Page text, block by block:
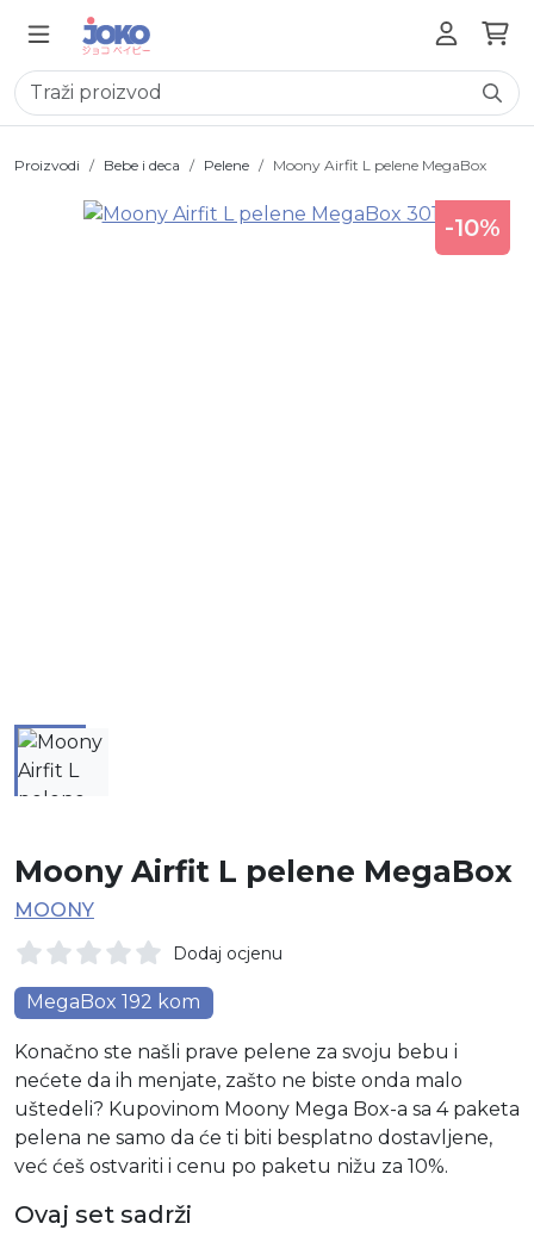
Proizvodi Bebe i deca Pelene Moony Airfit L pelene MegaBox
-10%
Moony Airfit L pelene MegaBox
MOONY
Dodaj ocjenu
MegaBox 192 kom
Konačno ste našli prave pelene za svoju bebu i
nećete da ih menjate, zašto ne biste onda malo
uštedeli? Kupovinom Moony Mega Box-a sa 4 paketa
pelena ne samo da će ti biti besplatno dostavljene,
već ćeš ostvariti i cenu po paketu nižu za 10%.
Ovaj set sadrži